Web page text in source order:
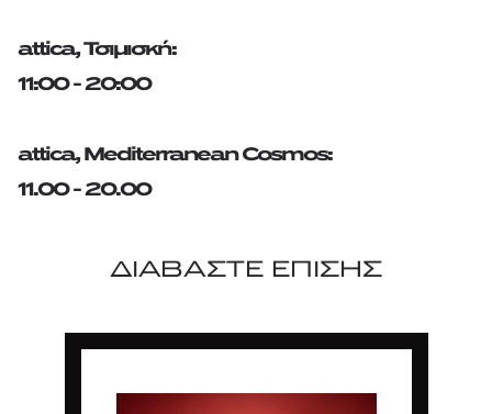
attica, Τσιμισκή:
11:00 - 20:00
attica, Mediterranean Cosmos:
11.00 - 20.00
ΔΙΑΒΑΣΤΕ ΕΠΙΣΗΣ